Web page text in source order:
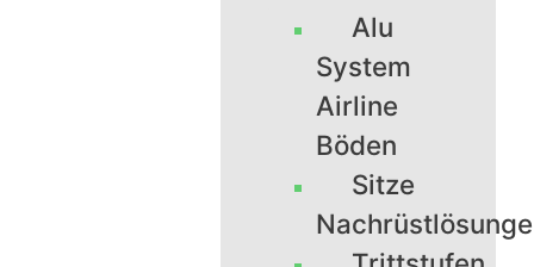
Alu
System
Airline
Böden
Sitze